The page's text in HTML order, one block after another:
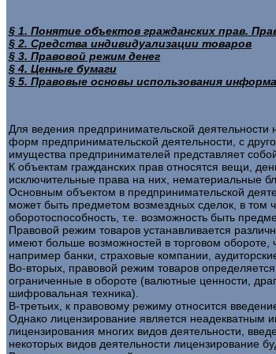
§ 1. Понятие объектов гражданских прав.
§ 2. Средства индивидуализации товаров
§ 3. Правовой режим денег
§ 4. Ценные бумаги
§ 5. Правовые основы использования
Для ведения предпринимательской
форм предпринимательской деятельности, с
имущества предпринимателей представляет
К объектам гражданских прав относятся вещи,
исключительные права на них, нематериальные
Основным объектом в предпринимательской
может быть предметом возмездных сделок, в том
оборотоспособность, т.е. возможность быть
Правовой режим товаров устанавливается
имеют больше возможностей в торговом обороте,
например банки, страховые компании,
Во-вторых, правовой режим товаров
ограниченные в обороте (валютные ценности,
шифровальная техника).
В-третьих, к правовому режиму относится
Однако лицензирование является неадекватным
лицензирования многих видов деятельности,
некоторых видов деятельности лицензирование